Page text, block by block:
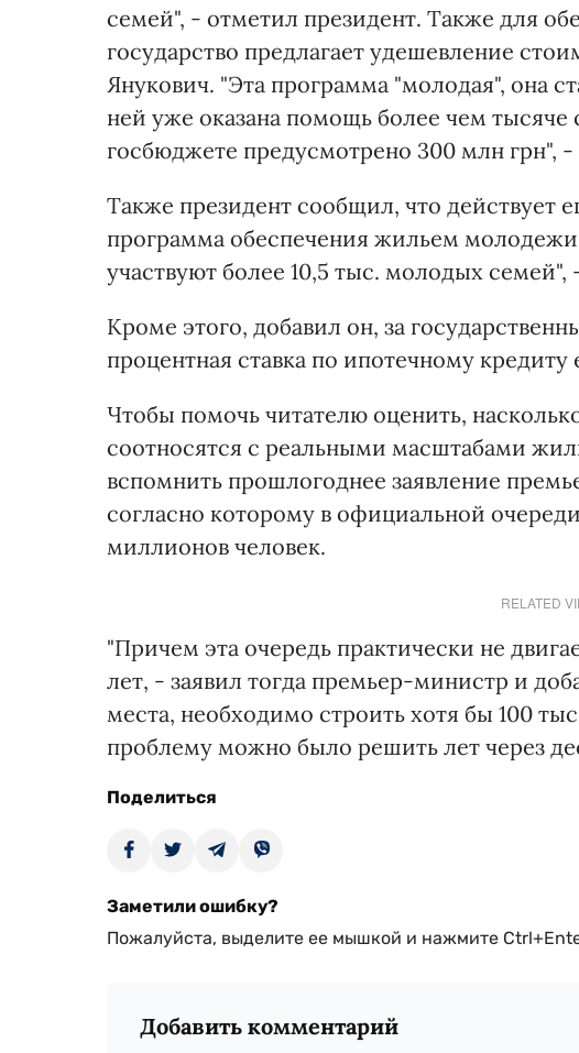
семей", - отметил президент. Также для
государство предлагает удешевление
Янукович. "Эта программа "молодая", она
ней уже оказана помощь более чем тысяче
госбюджете предусмотрено 300 млн грн",
Также президент сообщил, что действует
программа обеспечения жильем молодежи
участвуют более 10,5 тыс. молодых семей",
Кроме этого, добавил он, за
процентная ставка по ипотечному
Чтобы помочь читателю оценить,
соотносятся с реальными масштабами
вспомнить прошлогоднее заявление
согласно которому в официальной
миллионов человек.
RELATED
"Причем эта очередь практически не
лет, - заявил тогда премьер-министр и
места, необходимо строить хотя бы 100
проблему можно было решить лет через
Поделиться
Заметили ошибку?
Пожалуйста, выделите ее мышкой и нажмите
Добавить комментарий